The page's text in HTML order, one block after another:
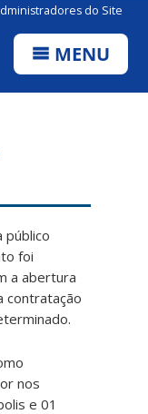
do Site
MENU
público
foi
a abertura
contratação
nos
e 01